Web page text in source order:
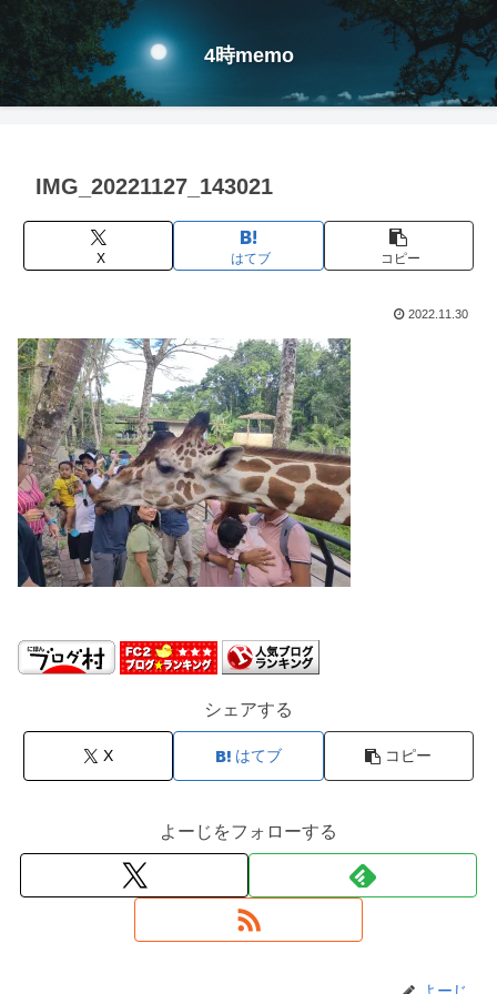
4時memo
IMG_20221127_143021
X はてブ コピー
2022.11.30
シェアする
X はてブ コピー
よーじをフォローする